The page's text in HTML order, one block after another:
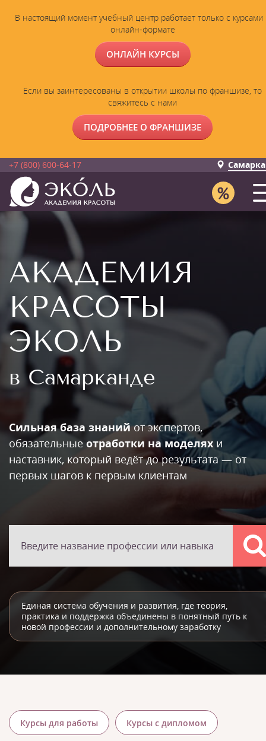
В настоящий момент учебный центр работает только с курсами
онлайн-формате
ОНЛАЙН КУРСЫ
Если вы заинтересованы в открытии школы по франшизе, то
свяжитесь с нами
ПОДРОБНЕЕ О ФРАНШИЗЕ
+7 (800) 600-64-17
АКАДЕМИЯ
КРАСОТЫ
ЭКОЛЬ
в Самарканде
Сильная база знанийот экспертов,
обязательные отработки на моделяхи
наставник, который ведёт до результата — от
первых шагов к первым клиентам
Единая система обучения и развития, где теория,
практика и поддержка объединены в понятный путь к
новой профессии и дополнительному заработку
Курсы для работы Курсы с дипломом